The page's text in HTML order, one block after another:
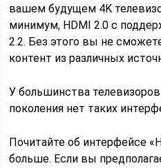
вашем будущем 4K
минимум, HDMI 2.0 с
2.2. Без этого вы не
контент из различных
У большинства
поколения нет таких
Почитайте об интерфейсе
больше. Если вы